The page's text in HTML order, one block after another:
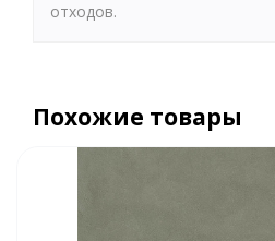
отходов.
Похожие товары